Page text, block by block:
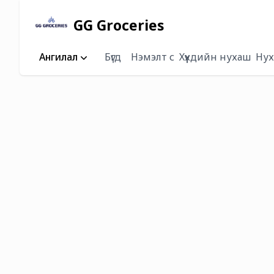
GG Groceries
Ангилал Бүгд Нэмэлт сүү Хүүхдийн нухаш